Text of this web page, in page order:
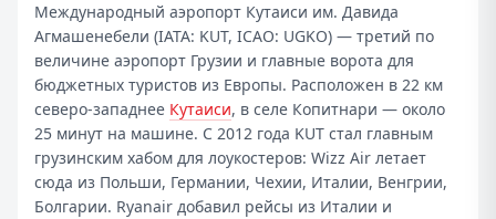
Международный аэропорт Кутаиси им. Давида
Агмашенебели (IATA: KUT, ICAO: UGKO) — третий по
величине аэропорт Грузии и главные ворота для
бюджетных туристов из Европы. Расположен в 22 км
северо-западнее Кутаиси, в селе Копитнари — около
25 минут на машине. С 2012 года KUT стал главным
грузинским хабом для лоукостеров: Wizz Air летает
сюда из Польши, Германии, Чехии, Италии, Венгрии,
Болгарии. Ryanair добавил рейсы из Италии и